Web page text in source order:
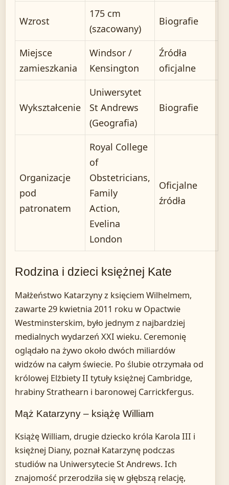
Wzrost
175 cm
(szacowany)
Biografie
Miejsce
zamieszkania
Windsor /
Kensington
Źródła
oficjalne
Wykształcenie
Uniwersytet
St Andrews
(Geografia)
Biografie
Organizacje
pod
patronatem
Royal College
of
Obstetricians,
Family
Action,
Evelina
London
Oficjalne
źródła
Rodzina i dzieci księżnej Kate
Małżeństwo Katarzyny z księciem Wilhelmem,
zawarte 29 kwietnia 2011 roku w Opactwie
Westminsterskim, było jednym z najbardziej
medialnych wydarzeń XXI wieku. Ceremonię
oglądało na żywo około dwóch miliardów
widzów na całym świecie. Po ślubie otrzymała od
królowej Elżbiety II tytuły księżnej Cambridge,
hrabiny Strathearn i baronowej Carrickfergus.
Mąż Katarzyny – książę William
Książę William, drugie dziecko króla Karola III i
księżnej Diany, poznał Katarzynę podczas
studiów na Uniwersytecie St Andrews. Ich
znajomość przerodziła się w głębszą relację,